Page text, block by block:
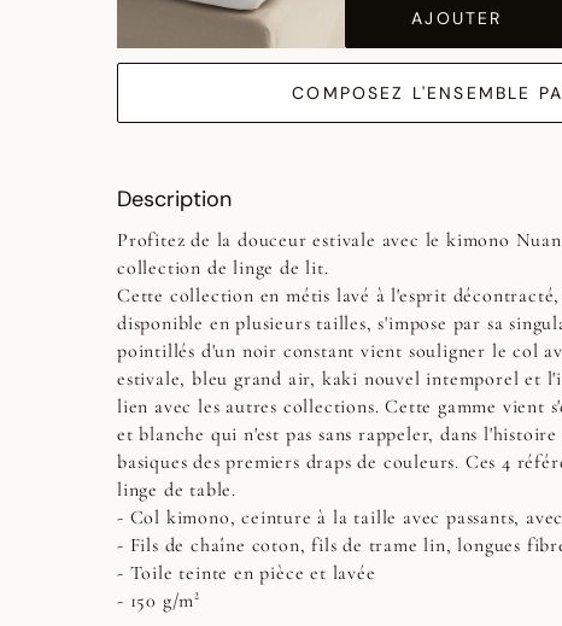
AJOUTER
COMPOSEZ L'ENSEMBLE
Description
Profitez de la douceur estivale avec le kimono
collection de linge de lit.
Cette collection en métis lavé à l'esprit
disponible en plusieurs tailles, s'impose par sa
pointillés d'un noir constant vient souligner le col
estivale, bleu grand air, kaki nouvel intemporel et
lien avec les autres collections. Cette gamme vient
et blanche qui n'est pas sans rappeler, dans
basiques des premiers draps de couleurs. Ces 4
linge de table.
- Col kimono, ceinture à la taille avec passants,
- Fils de chaîne coton, fils de trame lin, longues
- Toile teinte en pièce et lavée
- 150 g/m²